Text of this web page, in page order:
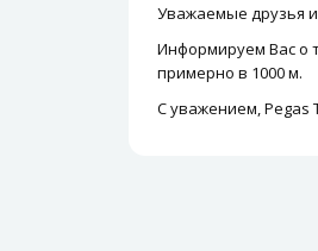
Уважаемые друзья и
Информируем Вас о
примерно в 1000 м.
С уважением, Pegas